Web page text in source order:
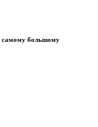
самому большому